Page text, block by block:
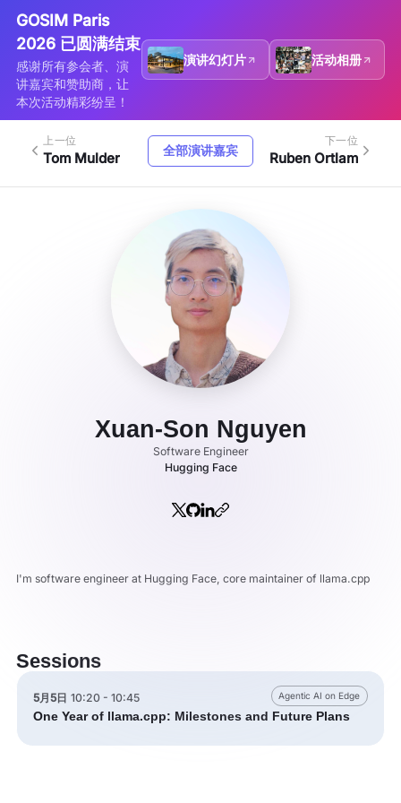
GOSIM Paris
2026 已圆满结束
感谢所有参会者、演
讲嘉宾和赞助商，让
本次活动精彩纷呈！
演讲幻灯片 活动相册
上一位
Tom Mulder 全部演讲嘉宾
下一位
Ruben Ortlam
Xuan-Son Nguyen
Software Engineer
Hugging Face
I'm software engineer at Hugging Face, core maintainer of llama.cpp
Sessions
5月5日 10:20 - 10:45
One Year of llama.cpp: Milestones and Future Plans
Agentic AI on Edge